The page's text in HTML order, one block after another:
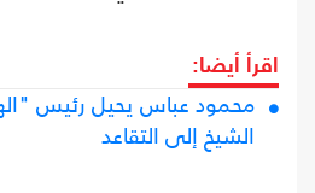
اقرأ أيضا:
محمود عباس يحيل رئيس
الشيخ إلى التقاعد